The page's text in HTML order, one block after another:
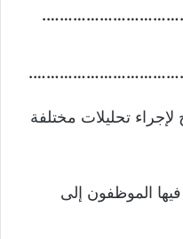
لإجراء تحليلات مختلفة
الموظفون إلى